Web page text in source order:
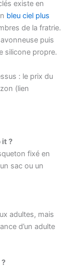
existe en
bleu ciel plus
de la fratrie.
puis
silicone propre.
: le prix du
(lien
it ?
fixé en
sac ou un
adultes, mais
d’un adulte